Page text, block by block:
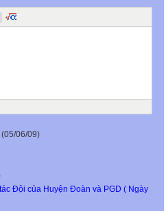
(05/06/09)
Đội của Huyện Đoàn và PGD ( Ngày